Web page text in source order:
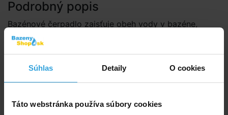
Súhlas Detaily O cookies
Táto webstránka používa súbory cookies
Podrobný popis
Bazénové čerpadlo zaisťuje obeh vody v bazéne,
inštaluje sa pred filtračnú jednotku a má odnímateľný
zberný kôš hrubých nečistôt.
Pumpa je spojená v monoblok s motorom a vlasovým
predfiltrom polypropylénovým telom, ktoré má pre